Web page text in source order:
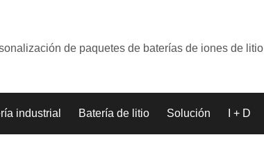
de paquetes de baterías de iones de litio
industrial Batería de litio Solución I + D